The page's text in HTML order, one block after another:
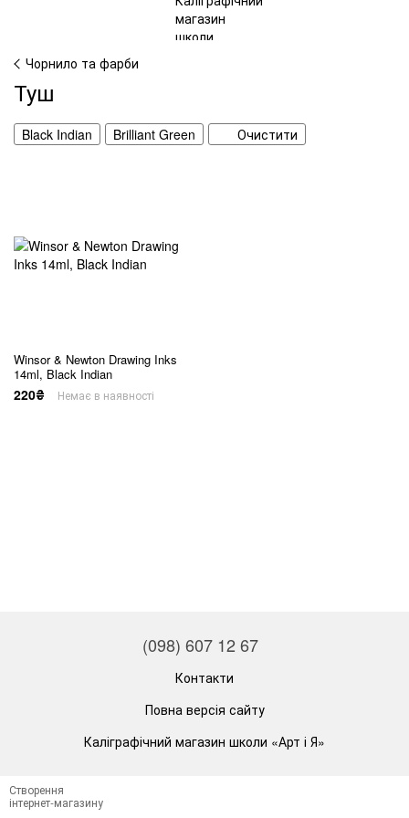
Чорнило та фарби
Туш
Black Indian Brilliant Green Очистити
Winsor & Newton Drawing Inks
14ml, Black Indian
220₴ Немає в наявності
(098) 607 12 67
Контакти
Повна версія сайту
Каліграфічний магазин школи «Арт і Я»
Створення
інтернет-магазину